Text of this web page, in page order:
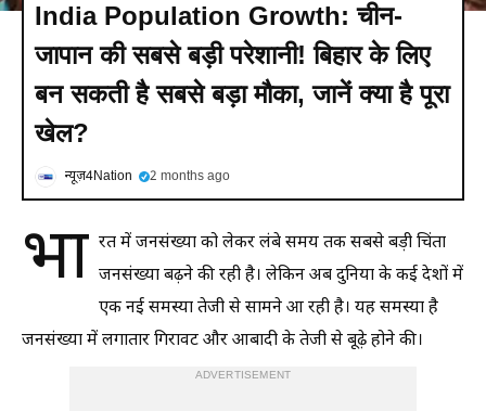
India Population Growth: चीन-
जापान की सबसे बड़ी परेशानी! बिहार के लिए
बन सकती है सबसे बड़ा मौका, जानें क्या है पूरा
खेल?
न्यूज़4Nation 2 months ago
भा रत में जनसंख्या को लेकर लंबे समय तक सबसे बड़ी चिंता
जनसंख्या बढ़ने की रही है। लेकिन अब दुनिया के कई देशों में
एक नई समस्या तेजी से सामने आ रही है। यह समस्या है
जनसंख्या में लगातार गिरावट और आबादी के तेजी से बूढ़े होने की।
ADVERTISEMENT